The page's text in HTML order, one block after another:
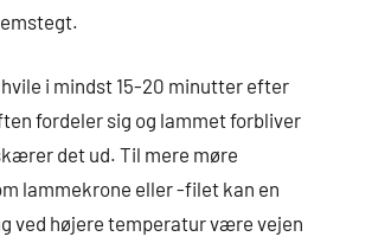
i mindst 15-20 minutter efter
fordeler sig og lammet forbliver
det ud. Til mere møre
lammekrone eller -filet kan en
ved højere temperatur være vejen